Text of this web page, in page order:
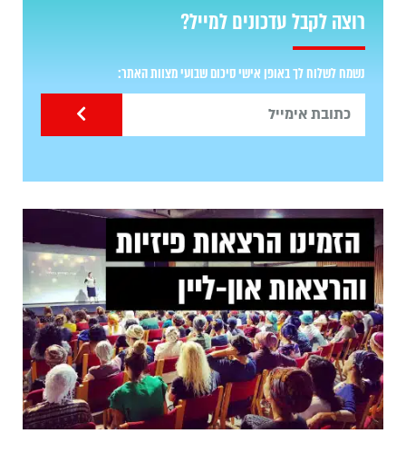
רוצה לקבל עדכונים למייל?
נשמח לשלוח לך באופן אישי סיכום שבועי מצוות האתר: